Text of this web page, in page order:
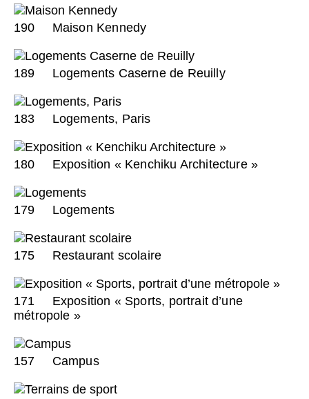
190 Maison Kennedy
189 Logements Caserne de Reuilly
183 Logements, Paris
180 Exposition « Kenchiku Architecture »
179 Logements
175 Restaurant scolaire
171
Exposition « Sports, portrait d’une
métropole »
157 Campus